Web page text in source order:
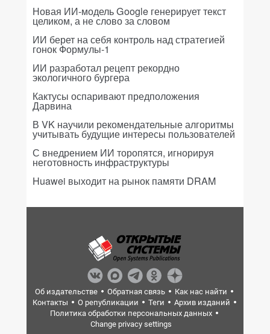
Новая ИИ-модель Google генерирует текст
целиком, а не слово за словом
ИИ берет на себя контроль над стратегией
гонок Формулы-1
ИИ разработал рецепт рекордно
экологичного бургера
Кактусы оспаривают предположения
Дарвина
В VK научили рекомендательные алгоритмы
учитывать будущие интересы пользователей
С внедрением ИИ торопятся, игнорируя
неготовность инфраструктуры
Huawei выходит на рынок памяти DRAM
Об издательстве Обратная связь
Как нас найти
Контакты
О републикации Теги
Архив изданий
Политика обработки персональных данных
Change privacy settings